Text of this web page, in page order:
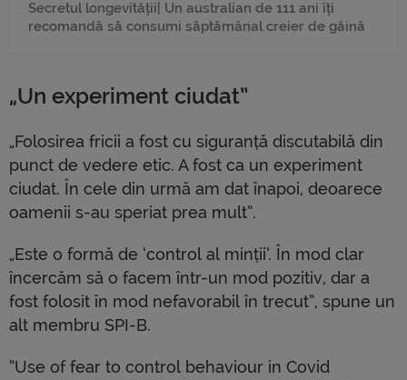
Secretul longevității| Un australian de 111 ani îți
recomandă să consumi săptămânal creier de găină
„Un experiment ciudat”
„Folosirea fricii a fost cu siguranță discutabilă din
punct de vedere etic. A fost ca un experiment
ciudat. În cele din urmă am dat înapoi, deoarece
oamenii s-au speriat prea mult”.
„Este o formă de ‘control al minții’. În mod clar
încercăm să o facem într-un mod pozitiv, dar a
fost folosit în mod nefavorabil în trecut”, spune un
alt membru SPI-B.
“Use of fear to control behaviour in Covid